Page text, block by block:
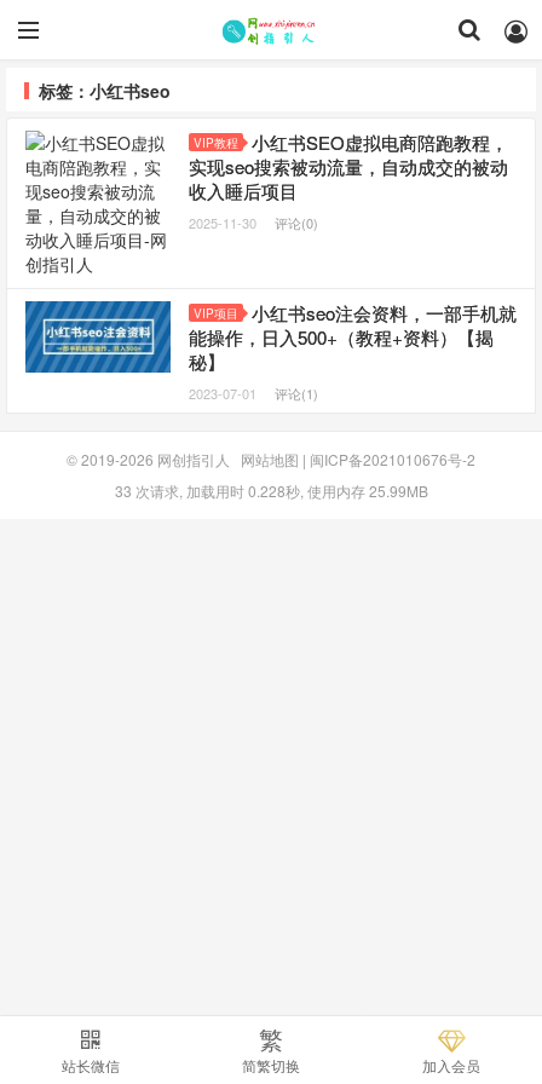
标签：小红书seo
VIP教程
小红书SEO虚拟电商陪跑教程，
实现seo搜索被动流量，自动成交的被动
收入睡后项目
2025-11-30 评论(0)
VIP项目
小红书seo注会资料，一部手机就
能操作，日入500+（教程+资料）【揭
秘】
2023-07-01 评论(1)
© 2019-2026 网创指引人 网站地图 | 闽ICP备2021010676号-2
33 次请求, 加载用时 0.228秒, 使用内存 25.99MB
站长微信
繁
简繁切换 加入会员